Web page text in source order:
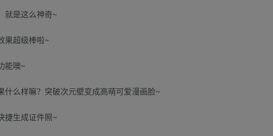
就是这么神奇~
果超级棒啦~
能噢~
什么样嘛？突破次元壁变成高萌可爱漫画脸~
捷生成证件照~